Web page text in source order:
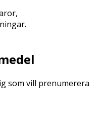
som vill prenumerera